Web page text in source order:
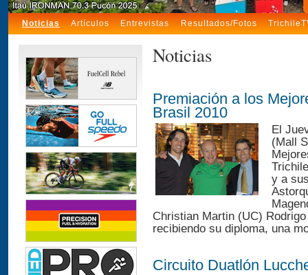
Noticias Artículos Entrevistas Resultados/Fotos
Noticias
Premiación a los
Brasil 2010
El
(Mall
y a
Christian Martin (UC)
recibiendo su diploma, una
Circuito Duatlón